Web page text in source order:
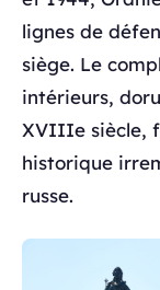
lignes de
siège. Le
intérieurs,
XVIIIe siècle,
historique
russe.